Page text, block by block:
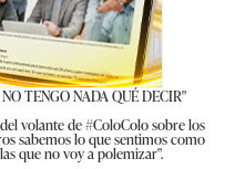
TENGO NADA QUÉ DECIR"
volante de#ColoColosobre los
sabemos lo que sentimos como
que no voy a polemizar".